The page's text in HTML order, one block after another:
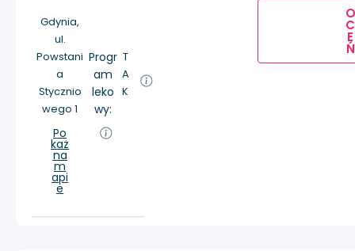
Gdynia,
ul.
Powstani
a
Stycznio
wego 1
Po
każ
na
m
api
e
Progr
am
leko
wy:
T
A
K
O
C
E
Ń